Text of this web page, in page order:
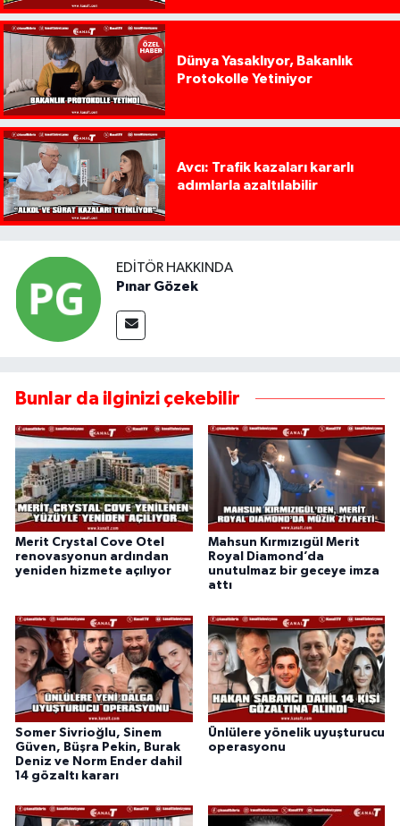
Dünya Yasaklıyor, Bakanlık
Protokolle Yetiniyor
Avcı: Trafik kazaları kararlı
adımlarla azaltılabilir
EDITÖR HAKKINDA
Pınar Gözek
Bunlar da ilginizi çekebilir
Merit Crystal Cove Otel
renovasyonun ardından
yeniden hizmete açılıyor
Mahsun Kırmızıgül Merit
Royal Diamond’da
unutulmaz bir geceye imza
attı
Somer Sivrioğlu, Sinem
Güven, Büşra Pekin, Burak
Deniz ve Norm Ender dahil
14 gözaltı kararı
Ünlülere yönelik uyuşturucu
operasyonu